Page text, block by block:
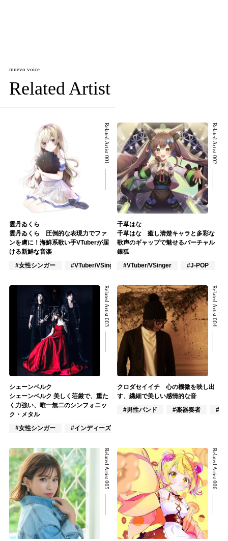
muevo voice
Related Artist
Related Artist 001
雲丹ゐくら
雲丹ゐくら 圧倒的な表現力でファ
ンを虜に！海鮮系歌い手VTuberが届
ける新鮮な音楽
#女性シンガー
#VTuber/VSinger #ポップス
Related Artist 002
千草はな
千草はな 癒し清楚キャラと多彩な
歌声のギャップで魅せるバーチャル
銀狐
#VTuber/VSinger
#J-POP
Related Artist 003
シェーンベルク
シェーンベルク 美しく荘厳で、重た
く力強い、唯一無二のシンフォニッ
ク・メタル
#女性シンガー
#インディーズ
Related Artist 004
クロダセイイチ 心の機微を映し出
す、繊細で美しい感情的な音
#男性バンド
#楽器奏者 #作
Related Artist 005 Related Artist 006